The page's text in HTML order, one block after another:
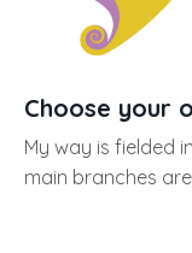
Choose your
My way is fielded
main branches